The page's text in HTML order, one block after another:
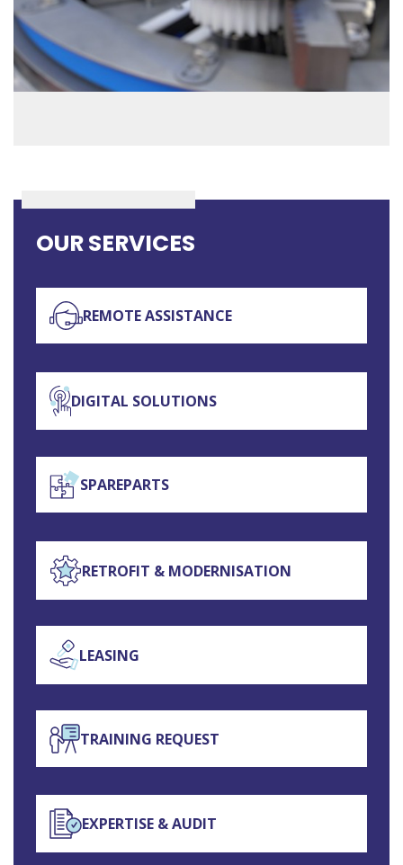
OUR SERVICES
REMOTE ASSISTANCE
DIGITAL SOLUTIONS
SPAREPARTS
RETROFIT & MODERNISATION
LEASING
TRAINING REQUEST
EXPERTISE & AUDIT